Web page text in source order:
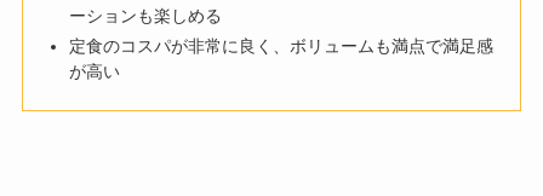
ーションも楽しめる
定食のコスパが非常に良く、ボリュームも満点で満足感
が高い